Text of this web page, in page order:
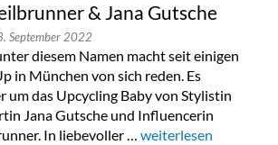
& Jana Gutsche
September 2022
diesem Namen macht seit einigen
in München von sich reden. Es
um das Upcycling Baby von Stylistin
Jana Gutsche und Influencerin
In liebevoller … „Calling Gloria –
weiterlesen